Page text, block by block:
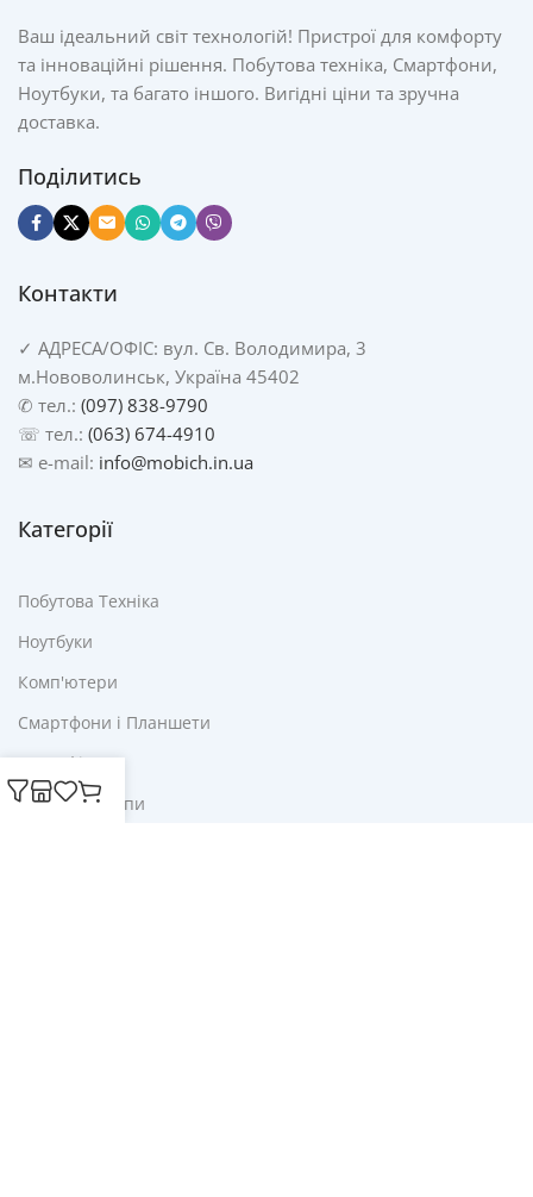
Ваш ідеальний світ технологій! Пристрої для комфорту
та інноваційні рішення. Побутова техніка, Смартфони,
Ноутбуки, та багато іншого. Вигідні ціни та зручна
доставка.
Поділитись
Контакти
✓ АДРЕСА/ОФІС: вул. Св. Володимира, 3
м.Нововолинськ, Україна 45402
✆ тел.: (097) 838-9790
☏ тел.: (063) 674-4910
✉ e-mail: info@mobich.in.ua
Категорії
Побутова Техніка
Ноутбуки
Комп'ютери
Смартфони і Планшети
Для Офісу
Ліхтарі і Лампи